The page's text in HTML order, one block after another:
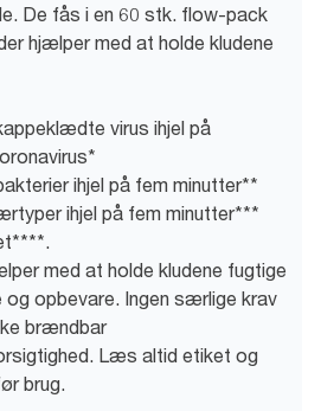
De fås i en 60 stk. flow-pack
hjælper med at holde kludene
virus ihjel på
ihjel på fem minutter**
ihjel på fem minutter***
med at holde kludene fugtige
opbevare. Ingen særlige krav
brændbar
Læs altid etiket og
brug.